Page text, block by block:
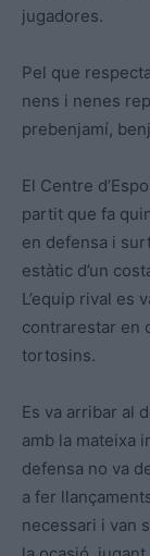
jugadores.
Pel que
nens i nenes
prebenjamí,
El Centre
partit que fa
en defensa i
estàtic d’un
L’equip rival es
contrarestar en
tortosins.
Es va arribar al
amb la mateixa
defensa no va
a fer
necessari i van